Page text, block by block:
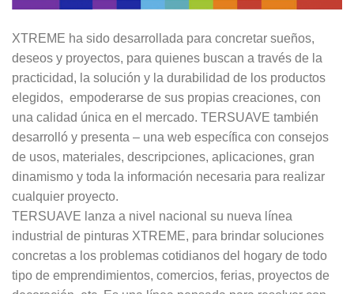
XTREME ha sido desarrollada para concretar sueños,
deseos y proyectos, para quienes buscan a través de la
practicidad, la solución y la durabilidad de los productos
elegidos, empoderarse de sus propias creaciones, con
una calidad única en el mercado. TERSUAVE también
desarrolló y presenta – una web específica con consejos
de usos, materiales, descripciones, aplicaciones, gran
dinamismo y toda la información necesaria para realizar
cualquier proyecto.
TERSUAVE lanza a nivel nacional su nueva línea
industrial de pinturas XTREME, para brindar soluciones
concretas a los problemas cotidianos del hogary de todo
tipo de emprendimientos, comercios, ferias, proyectos de